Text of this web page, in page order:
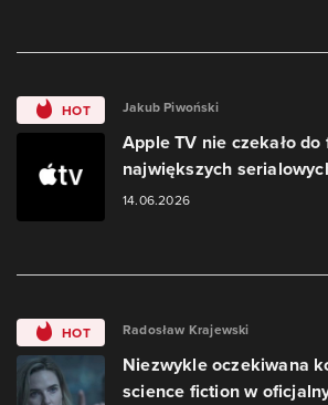
HOT Jakub Piwoński
Apple TV nie czekało do
największych
14.06.2026
HOT Radosław Krajewski
Niezwykle oczekiwana
science fiction w